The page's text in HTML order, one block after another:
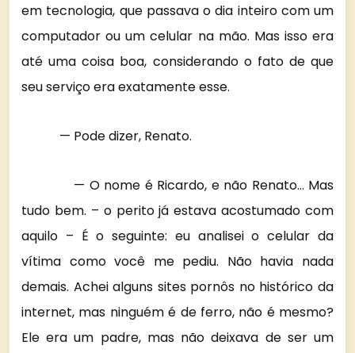
em tecnologia, que passava o dia inteiro com um
computador ou um celular na mão. Mas isso era
até uma coisa boa, considerando o fato de que
seu serviço era exatamente esse.
— Pode dizer, Renato.
— O nome é Ricardo, e não Renato… Mas
tudo bem. – o perito já estava acostumado com
aquilo – É o seguinte: eu analisei o celular da
vítima como você me pediu. Não havia nada
demais. Achei alguns sites pornôs no histórico da
internet, mas ninguém é de ferro, não é mesmo?
Ele era um padre, mas não deixava de ser um